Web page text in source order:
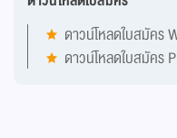
ดาวน์โหลดใบสมัคร
ดาวน์โหลดใบสมัคร